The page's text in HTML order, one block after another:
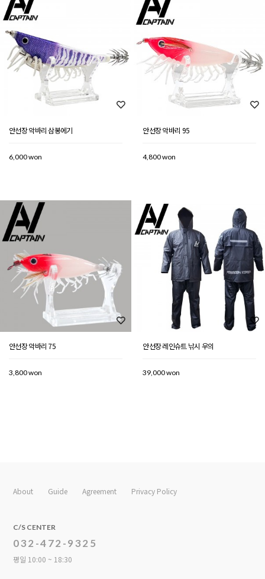
안선장 악바리 삼봉에기
6,000 won
안선장 악바리 95
4,800 won
안선장 악바리 75
3,800 won
안선장 레인슈트 낚시 우의
39,000 won
About Guide Agreement Privacy Policy
C/S CENTER
032-472-9325
평일 10:00 ~ 18:30